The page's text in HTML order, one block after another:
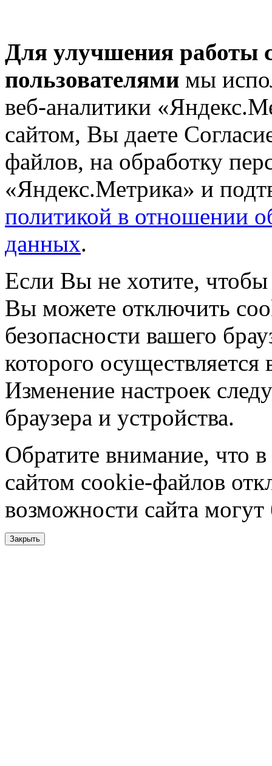
Для улучшения работы
пользователями мы
веб-аналитики
сайтом, Вы даете
файлов, на обработку
«Яндекс.Метрика» и
политикой в отношении
данных.
Если Вы не хотите,
Вы можете отключить
безопасности вашего
которого
Изменение настроек
браузера и устройства.
Обратите внимание, что в
сайтом cookie-файлов
возможности сайта
Закрыть